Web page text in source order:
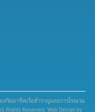
สริมอาชีพเรือสำราญและการโรงแรม
Reserved. Web Design by